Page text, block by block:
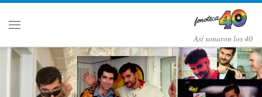
Así­ sonaron los 40